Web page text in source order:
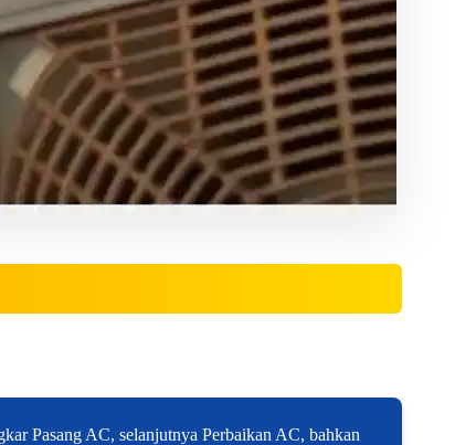
Pasang AC, selanjutnya Perbaikan AC, bahkan